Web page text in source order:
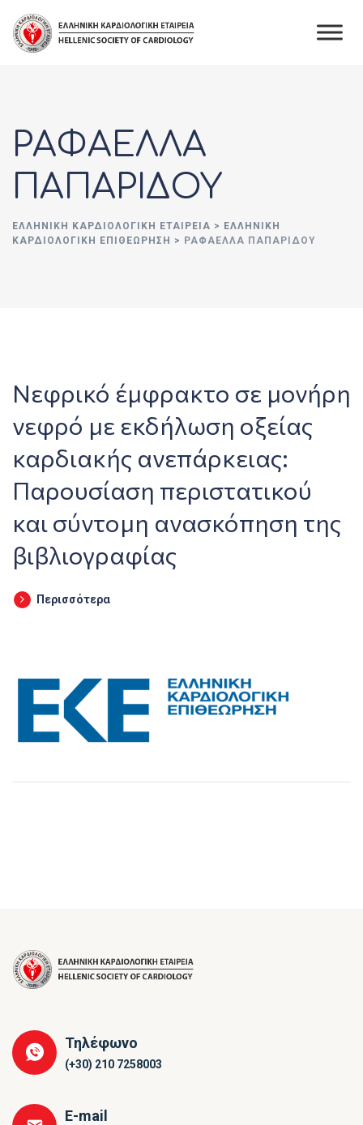
content
ΡΑΦΑΕΛΛΑ
ΠΑΠΑΡΙΔΟΥ
ΕΛΛΗΝΙΚΉ ΚΑΡΔΙΟΛΟΓΙΚΉ ΕΤΑΙΡΕΊΑ > ΕΛΛΗΝΙΚΗ
ΚΑΡΔΙΟΛΟΓΙΚΗ ΕΠΙΘΕΩΡΗΣΗ > ΡΑΦΑΕΛΛΑ ΠΑΠΑΡΙΔΟΥ
Νεφρικό έμφρακτο σε μονήρη
νεφρό με εκδήλωση οξείας
καρδιακής ανεπάρκειας:
Παρουσίαση περιστατικού
και σύντομη ανασκόπηση της
βιβλιογραφίας
Περισσότερα
Τηλέφωνο
(+30) 210 7258003
E-mail